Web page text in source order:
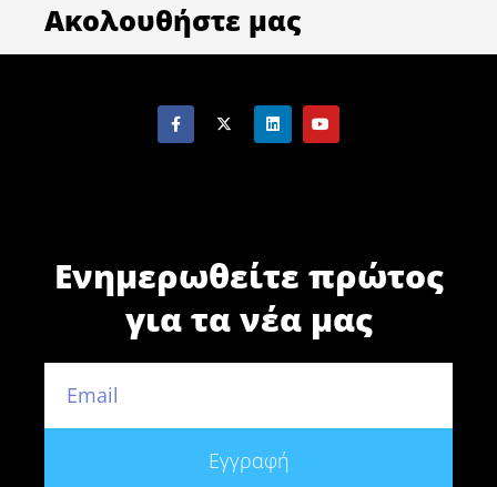
Ακολουθήστε μας
Ενημερωθείτε πρώτος
για τα νέα μας
Εγγραφή